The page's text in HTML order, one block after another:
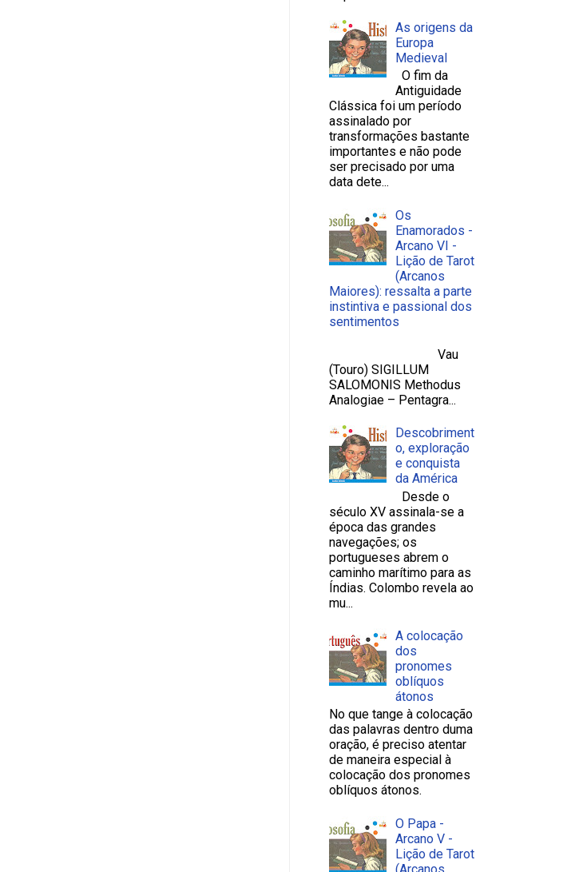
As origens da
Europa
Medieval
O fim da
Antiguidade
Clássica foi um período
assinalado por
transformações bastante
importantes e não pode
ser precisado por uma
data dete...
Os
Enamorados -
Arcano VI -
Lição de Tarot
(Arcanos
Maiores): ressalta a parte
instintiva e passional dos
sentimentos
Vau
(Touro) SIGILLUM
SALOMONIS Methodus
Analogiae – Pentagra...
Descobriment
o, exploração
e conquista
da América
Desde o
século XV assinala-se a
época das grandes
navegações; os
portugueses abrem o
caminho marítimo para as
Índias. Colombo revela ao
mu...
A colocação
dos
pronomes
oblíquos
átonos
No que tange à colocação
das palavras dentro duma
oração, é preciso atentar
de maneira especial à
colocação dos pronomes
oblíquos átonos.
O Papa -
Arcano V -
Lição de Tarot
(Arcanos